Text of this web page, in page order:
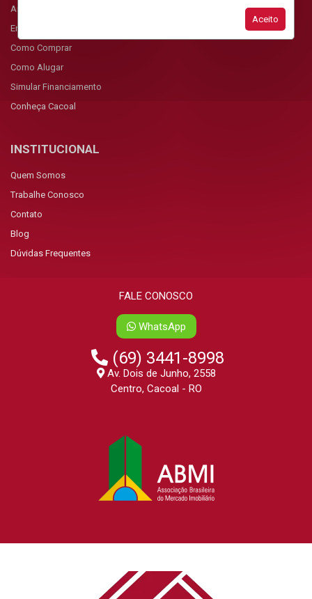
Aceito
Anunciar Imóvel
Encomendar Imóvel
Como Comprar
Como Alugar
Simular Financiamento
Conheça Cacoal
INSTITUCIONAL
Quem Somos
Trabalhe Conosco
Contato
Blog
Dúvidas Frequentes
FALE CONOSCO
WhatsApp
(69) 3441-8998
Av. Dois de Junho, 2558
Centro, Cacoal - RO